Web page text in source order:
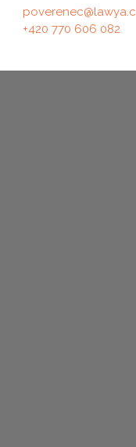
+420 770 606 082